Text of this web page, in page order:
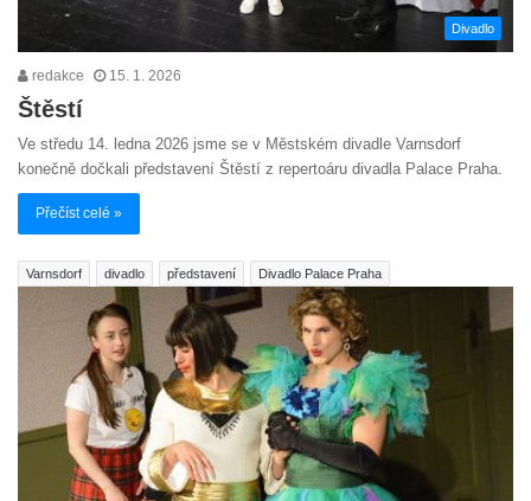
Divadlo
redakce 15. 1. 2026
Štěstí
Ve středu 14. ledna 2026 jsme se v Městském divadle Varnsdorf
konečně dočkali představení Štěstí z repertoáru divadla Palace Praha.
Přečíst celé »
Varnsdorf divadlo představení Divadlo Palace Praha